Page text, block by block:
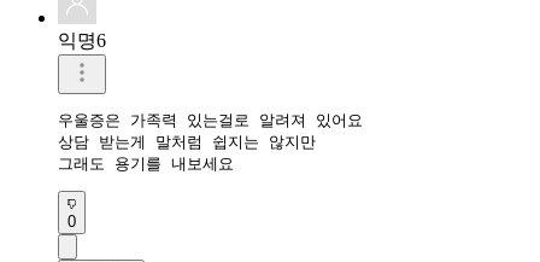
익명6
우울증은 가족력 있는걸로 알려져 있어요
상담 받는게 말처럼 쉽지는 않지만
그래도 용기를 내보세요
0